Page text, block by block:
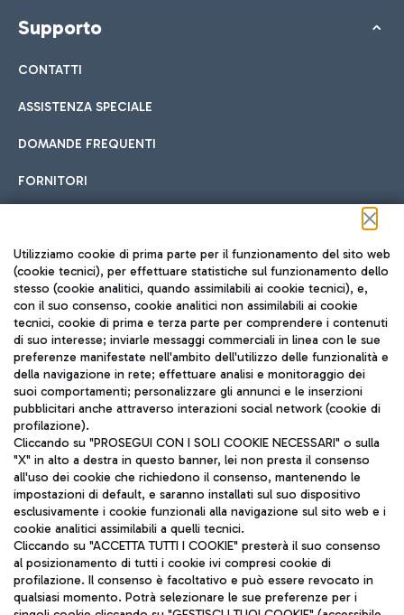
Supporto
CONTATTI
ASSISTENZA SPECIALE
DOMANDE FREQUENTI
FORNITORI
Seguici sui social
TRAVEL JOURNAL
ITA
Aeroporti di Roma S.p.A. - Società soggetta a direzione e
coordinamento di Mundys S.p.A.
Codice fiscale e Registro delle Imprese di Roma 13032990155 P.
IVA 06572251004
Capitale sociale 62.224.743,00 int. vers.
Utilizziamo cookie di prima parte per il funzionamento del sito web
(cookie tecnici), per effettuare statistiche sul funzionamento dello
stesso (cookie analitici, quando assimilabili ai cookie tecnici), e,
con il suo consenso, cookie analitici non assimilabili ai cookie
tecnici, cookie di prima e terza parte per comprendere i contenuti
di suo interesse; inviarle messaggi commerciali in linea con le sue
preferenze manifestate nell'ambito dell'utilizzo delle funzionalità e
della navigazione in rete; effettuare analisi e monitoraggio dei
suoi comportamenti; personalizzare gli annunci e le inserzioni
pubblicitari anche attraverso interazioni social network (cookie di
profilazione).
Cliccando su "PROSEGUI CON I SOLI COOKIE NECESSARI" o sulla
"X" in alto a destra in questo banner, lei non presta il consenso
all'uso dei cookie che richiedono il consenso, mantenendo le
impostazioni di default, e saranno installati sul suo dispositivo
esclusivamente i cookie funzionali alla navigazione sul sito web e i
cookie analitici assimilabili a quelli tecnici.
Cliccando su "ACCETTA TUTTI I COOKIE" presterà il suo consenso
al posizionamento di tutti i cookie ivi compresi cookie di
profilazione. Il consenso è facoltativo e può essere revocato in
qualsiasi momento. Potrà selezionare le sue preferenze per i